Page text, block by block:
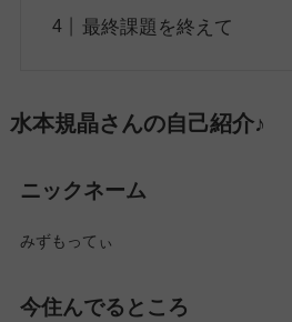
最終課題を終えて
水本規晶さんの自己紹介♪
ニックネーム
みずもってぃ
今住んでるところ